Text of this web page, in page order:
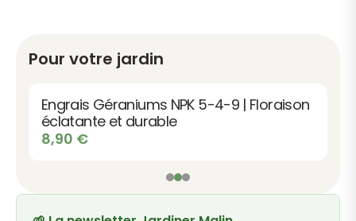
Pour votre jardin
Engrais Géraniums NPK 5-4-9 | Floraison
éclatante et durable
8,90 €